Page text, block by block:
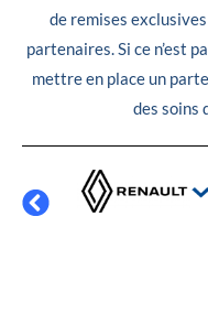
de remises
partenaires. Si ce n’est
mettre en place un
des soins